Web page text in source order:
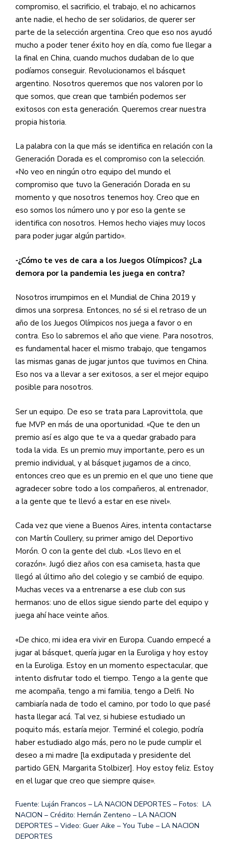
compromiso, el sacrificio, el trabajo, el no achicarnos
ante nadie, el hecho de ser solidarios, de querer ser
parte de la selección argentina. Creo que eso nos ayudó
mucho a poder tener éxito hoy en día, como fue llegar a
la final en China, cuando muchos dudaban de lo que
podíamos conseguir. Revolucionamos el básquet
argentino. Nosotros queremos que nos valoren por lo
que somos, que crean que también podemos ser
exitosos con esta generación. Queremos crear nuestra
propia historia.
La palabra con la que más se identifica en relación con la
Generación Dorada es el compromiso con la selección.
«No veo en ningún otro equipo del mundo el
compromiso que tuvo la Generación Dorada en su
momento y que nosotros tenemos hoy. Creo que en
eso somos los número uno y por eso la gente se
identifica con nosotros. Hemos hecho viajes muy locos
para poder jugar algún partido».
-¿Cómo te ves de cara a los Juegos Olímpicos? ¿La
demora por la pandemia les juega en contra?
Nosotros irrumpimos en el Mundial de China 2019 y
dimos una sorpresa. Entonces, no sé si el retraso de un
año de los Juegos Olímpicos nos juega a favor o en
contra. Eso lo sabremos el año que viene. Para nosotros,
es fundamental hacer el mismo trabajo, que tengamos
las mismas ganas de jugar juntos que tuvimos en China.
Eso nos va a llevar a ser exitosos, a ser el mejor equipo
posible para nosotros.
Ser un equipo. De eso se trata para Laprovittola, que
fue MVP en más de una oportunidad. «Que te den un
premio así es algo que te va a quedar grabado para
toda la vida. Es un premio muy importante, pero es un
premio individual, y al básquet jugamos de a cinco,
entonces creo que es un premio en el que uno tiene que
agradecer sobre todo a los compañeros, al entrenador,
a la gente que te llevó a estar en ese nivel».
Cada vez que viene a Buenos Aires, intenta contactarse
con Martín Coullery, su primer amigo del Deportivo
Morón. O con la gente del club. «Los llevo en el
corazón». Jugó diez años con esa camiseta, hasta que
llegó al último año del colegio y se cambió de equipo.
Muchas veces va a entrenarse a ese club con sus
hermanos: uno de ellos sigue siendo parte del equipo y
juega ahí hace veinte años.
«De chico, mi idea era vivir en Europa. Cuando empecé a
jugar al básquet, quería jugar en la Euroliga y hoy estoy
en la Euroliga. Estoy en un momento espectacular, que
intento disfrutar todo el tiempo. Tengo a la gente que
me acompaña, tengo a mi familia, tengo a Delfi. No
cambiaría nada de todo el camino, por todo lo que pasé
hasta llegar acá. Tal vez, si hubiese estudiado un
poquito más, estaría mejor. Terminé el colegio, podría
haber estudiado algo más, pero no le pude cumplir el
deseo a mi madre [la exdiputada y presidente del
partido GEN, Margarita Stolbizer]. Hoy estoy feliz. Estoy
en el lugar que creo que siempre quise».
Fuente: Luján Francos – LA NACION DEPORTES – Fotos: LA
NACION – Crédito: Hernán Zenteno – LA NACION
DEPORTES – Video: Guer Aike – You Tube – LA NACION
DEPORTES